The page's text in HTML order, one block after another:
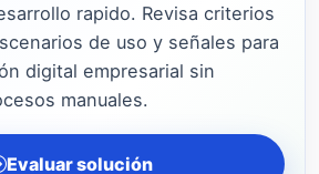
rapido. Revisa criterios
de uso y señales para
digital empresarial sin
manuales.
Evaluar solución